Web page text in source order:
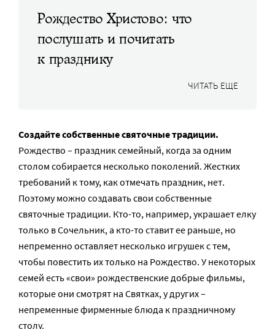
Рождество Христово: что
послушать и почитать
к празднику
ЧИТАТЬ ЕЩЕ
Создайте собственные святочные традиции.
Рождество – праздник семейный, когда за одним
столом собирается несколько поколений. Жестких
требований к тому, как отмечать праздник, нет.
Поэтому можно создавать свои собственные
святочные традиции. Кто-то, например, украшает елку
только в Сочельник, а кто-то ставит ее раньше, но
непременно оставляет несколько игрушек с тем,
чтобы повестить их только на Рождество. У некоторых
семей есть «свои» рождественские добрые фильмы,
которые они смотрят на Святках, у других –
непременные фирменные блюда к праздничному
столу.